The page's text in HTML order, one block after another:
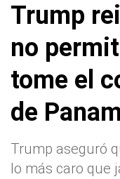
Trump
no
tome el
de
Trump aseguró
lo más caro que